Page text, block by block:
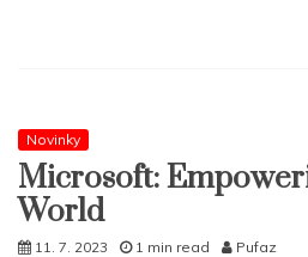
Novinky
Microsoft:
World
11. 7. 2023 1 min read Pufaz